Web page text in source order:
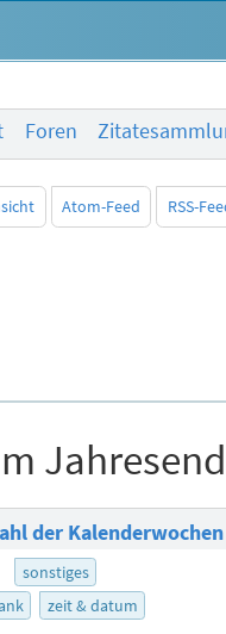
Foren
Atom-Feed RSS-
der
sonstiges
zeit & datum